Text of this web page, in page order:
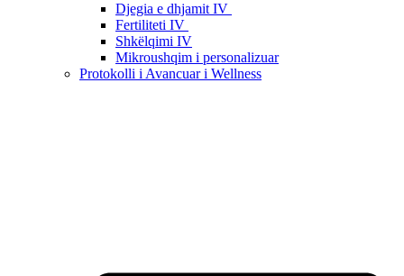
Djegia e dhjamit IV
Fertiliteti IV
Shkëlqimi IV
Mikroushqim i personalizuar
Protokolli i Avancuar i Wellness